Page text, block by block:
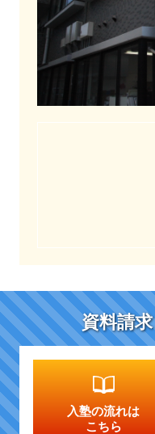
資料請
入塾の流れは
こちら